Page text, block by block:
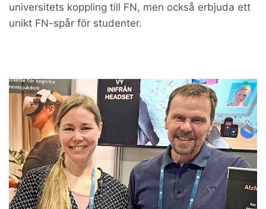
universitets koppling till FN, men också erbjuda ett
unikt FN-spår för studenter.